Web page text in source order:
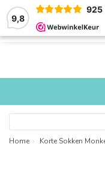
9,8
925
MENU
Home
Korte Sokken